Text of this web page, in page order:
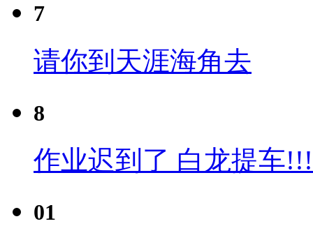
7
请你到天涯海角去
8
作业迟到了 白龙提车
01